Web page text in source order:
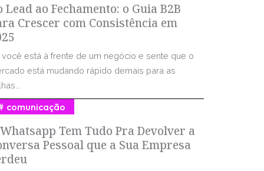
Lead ao Fechamento: o Guia B2B
Crescer com Consistência em
você está à frente de um negócio e sente que o
está mudando rápido demais para as
Tem Tudo Pra Devolver a
Pessoal que a Sua Empresa
comunicação